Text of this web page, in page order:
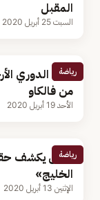
المقبل
السبت 25 أبريل 2020
رياضة
بطل الدوري
من فالكاو
الأحد 19 أبريل 2020
رياضة
العين يكشف
الخليج»
الإثنين 13 أبريل 2020